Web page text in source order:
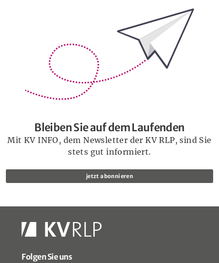
Bleiben Sie auf dem Laufenden
Mit KV INFO, dem Newsletter der KV RLP, sind Sie
stets gut informiert.
jetzt abonnieren
Folgen Sie uns